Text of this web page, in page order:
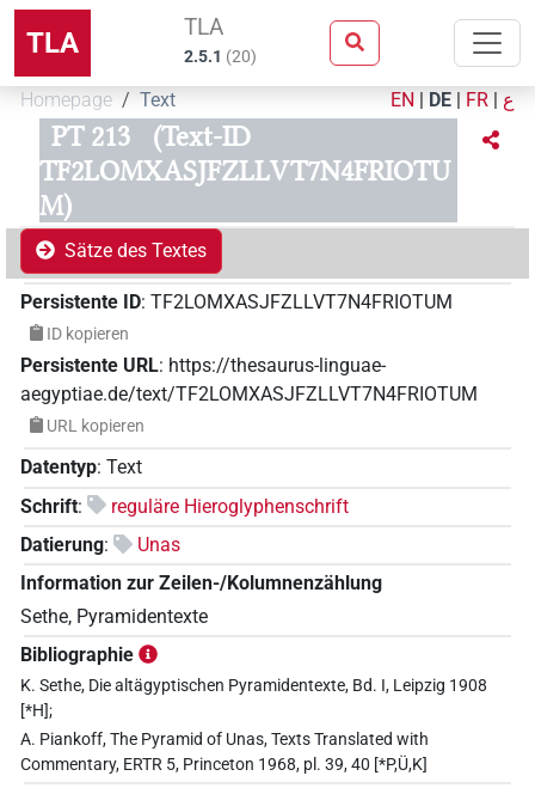
TLA TLA
2.5.1 (20)
Homepage Text EN | DE | FR | ع
PT 213
(Text-ID
TF2LOMXASJFZLLVT7N4FRIOTU
M)
Sätze des Textes
Persistente ID: TF2LOMXASJFZLLVT7N4FRIOTUM
ID kopieren
Persistente URL: https://thesaurus-linguae-
aegyptiae.de/text/TF2LOMXASJFZLLVT7N4FRIOTUM
URL kopieren
Datentyp: Text
Schrift:
reguläre Hieroglyphenschrift
Datierung:
Unas
Information zur Zeilen-/Kolumnenzählung
Sethe, Pyramidentexte
Bibliographie
K. Sethe, Die altägyptischen Pyramidentexte, Bd. I, Leipzig 1908
[*H];
A. Piankoff, The Pyramid of Unas, Texts Translated with
Commentary, ERTR 5, Princeton 1968, pl. 39, 40 [*P,Ü,K]